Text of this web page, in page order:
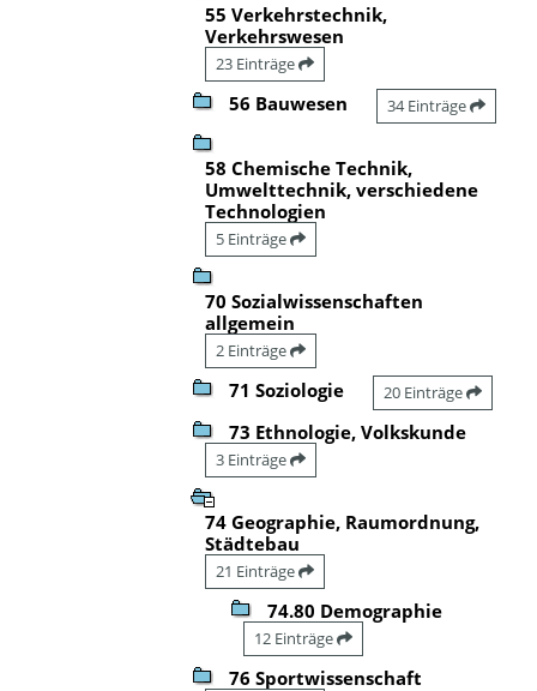
55 Verkehrstechnik,
Verkehrswesen
23 Einträge
56 Bauwesen 34 Einträge
58 Chemische Technik,
Umwelttechnik, verschiedene
Technologien
5 Einträge
70 Sozialwissenschaften
allgemein
2 Einträge
71 Soziologie 20 Einträge
73 Ethnologie, Volkskunde
3 Einträge
74 Geographie, Raumordnung,
Städtebau
21 Einträge
74.80 Demographie
12 Einträge
76 Sportwissenschaft